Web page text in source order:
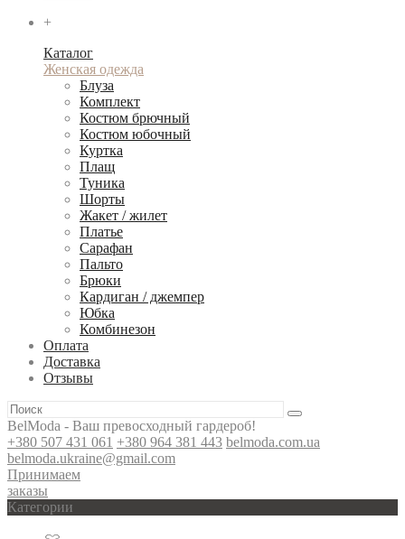
+
Каталог
Женская одежда
Блуза
Комплект
Костюм брючный
Костюм юбочный
Куртка
Плащ
Туника
Шорты
Жакет / жилет
Платье
Сарафан
Пальто
Брюки
Кардиган / джемпер
Юбка
Комбинезон
Оплата
Доставка
Отзывы
BelModa - Ваш превосходный гардероб!
+380 507 431 061 +380 964 381 443 belmoda.com.ua
belmoda.ukraine@gmail.com
Принимаем
заказы
Категории